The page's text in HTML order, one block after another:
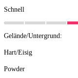
Schnell
Gelände/Untergrund:
Hart/Eisig
Powder